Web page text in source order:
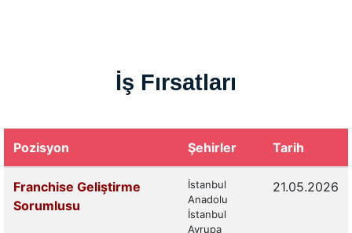
İş Fırsatları